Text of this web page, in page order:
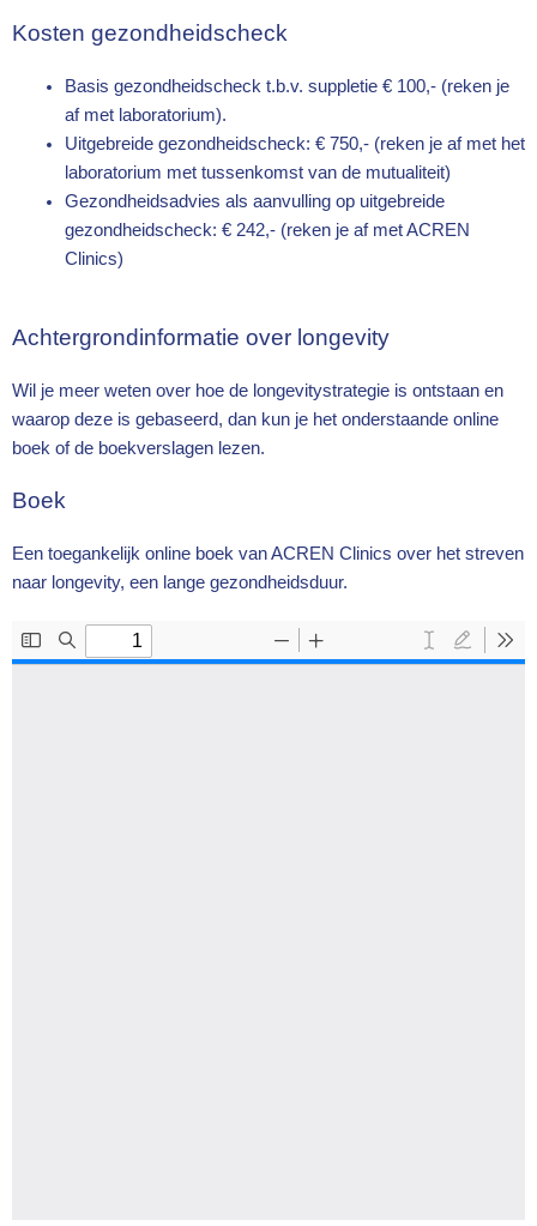
Kosten gezondheidscheck
Basis gezondheidscheck t.b.v. suppletie € 100,- (reken je
af met laboratorium).
Uitgebreide gezondheidscheck: € 750,- (reken je af met het
laboratorium met tussenkomst van de mutualiteit)
Gezondheidsadvies als aanvulling op uitgebreide
gezondheidscheck: € 242,- (reken je af met ACREN
Clinics)
Achtergrondinformatie over longevity
Wil je meer weten over hoe de longevitystrategie is ontstaan en
waarop deze is gebaseerd, dan kun je het onderstaande online
boek of de boekverslagen lezen.
Boek
Een toegankelijk online boek van ACREN Clinics over het streven
naar longevity, een lange gezondheidsduur.